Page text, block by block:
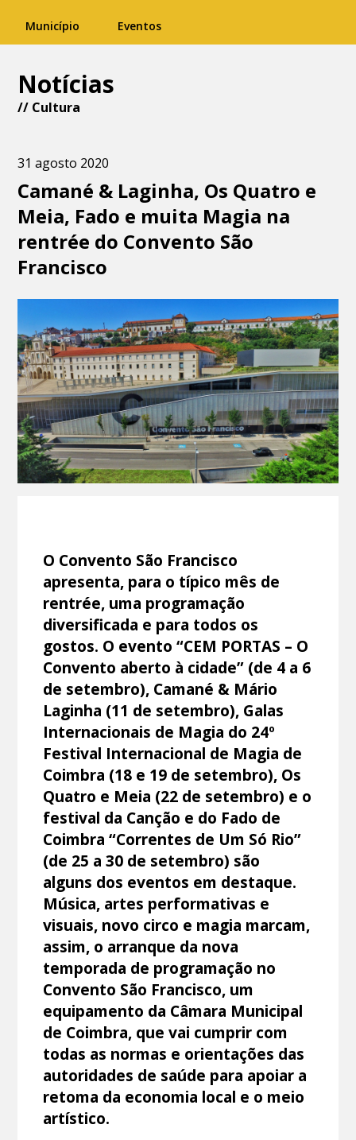
Município Eventos
Notícias
// Cultura
31 agosto 2020
Camané & Laginha, Os Quatro e
Meia, Fado e muita Magia na
rentrée do Convento São
Francisco
O Convento São Francisco
apresenta, para o típico mês de
rentrée, uma programação
diversificada e para todos os
gostos. O evento “CEM PORTAS – O
Convento aberto à cidade” (de 4 a 6
de setembro), Camané & Mário
Laginha (11 de setembro), Galas
Internacionais de Magia do 24º
Festival Internacional de Magia de
Coimbra (18 e 19 de setembro), Os
Quatro e Meia (22 de setembro) e o
festival da Canção e do Fado de
Coimbra “Correntes de Um Só Rio”
(de 25 a 30 de setembro) são
alguns dos eventos em destaque.
Música, artes performativas e
visuais, novo circo e magia marcam,
assim, o arranque da nova
temporada de programação no
Convento São Francisco, um
equipamento da Câmara Municipal
de Coimbra, que vai cumprir com
todas as normas e orientações das
autoridades de saúde para apoiar a
retoma da economia local e o meio
artístico.